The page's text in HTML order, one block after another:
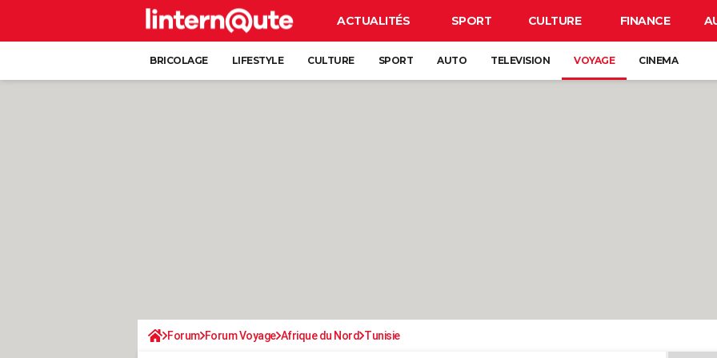
ACTUALITÉS SPORT CULTURE FINANCE
BRICOLAGE LIFESTYLE CULTURE SPORT AUTO TELEVISION VOYAGE CINEMA
Forum Forum Voyage Afrique du Nord Tunisie